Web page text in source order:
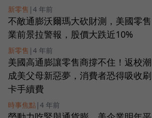
新零售 | 4 年前
不敵通膨沃爾瑪大砍財測，美國零售
業前景拉警報，股價大跌近10%
新零售 | 4 年前
美國高通膨讓零售商撐不住！返校潮
成美父母新惡夢，消費者恐得吸收刷
卡手續費
時事焦點| 4 年前